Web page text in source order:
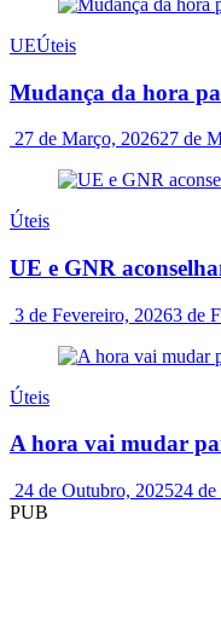
UEÚteis
Mudança da hora
27 de Março, 202627 de
Úteis
UE e GNR
3 de Fevereiro, 20263 de
Úteis
A hora vai mudar
24 de Outubro, 202524
PUB